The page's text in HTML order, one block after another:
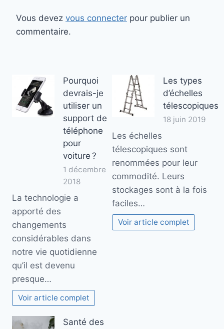
Vous devez vous connecter pour publier un
commentaire.
Pourquoi
devrais-je
utiliser un
support de
téléphone
pour
voiture ?
1 décembre
2018
La technologie a
apporté des
changements
considérables dans
notre vie quotidienne
qu’il est devenu
presque…
Voir article complet
Les types
d’échelles
télescopiques
18 juin 2019
Les échelles
télescopiques sont
renommées pour leur
commodité. Leurs
stockages sont à la fois
faciles…
Voir article complet
Santé des